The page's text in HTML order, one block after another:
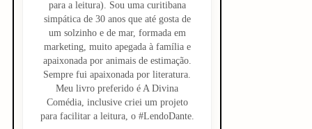
para a leitura). Sou uma curitibana
simpática de 30 anos que até gosta de
um solzinho e de mar, formada em
marketing, muito apegada à família e
apaixonada por animais de estimação.
Sempre fui apaixonada por literatura.
Meu livro preferido é A Divina
Comédia, inclusive criei um projeto
para facilitar a leitura, o #LendoDante.